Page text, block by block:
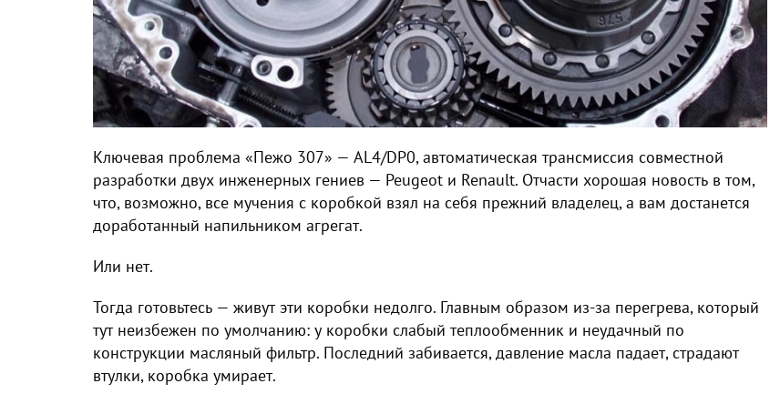
Ключевая проблема «Пежо 307» — AL4/DP0, автоматическая трансмиссия совместной
разработки двух инженерных гениев — Peugeot и Renault. Отчасти хорошая новость в том,
что, возможно, все мучения с коробкой взял на себя прежний владелец, а вам достанется
доработанный напильником агрегат.
Или нет.
Тогда готовьтесь — живут эти коробки недолго. Главным образом из-за перегрева, который
тут неизбежен по умолчанию: у коробки слабый теплообменник и неудачный по
конструкции масляный фильтр. Последний забивается, давление масла падает, страдают
втулки, коробка умирает.